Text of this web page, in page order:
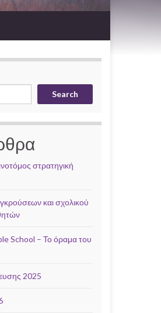
Search
στρατηγική
και σχολικού
School – Το όραμα του
2025